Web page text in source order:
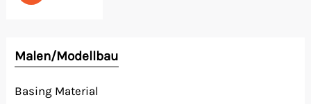
Malen/Modellbau
Basing Material